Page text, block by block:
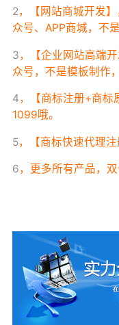
2，【网站商城开发
众号、APP商城，不
3，【企业网站高端
众号，不是模板制作
4，【商标注册+商标
1099哦。
5，【商标快速代理
6，更多所有产品，双